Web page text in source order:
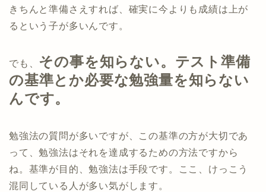
きちんと準備さえすれば、確実に今よりも成績は上が
るという子が多いんです。
でも、 その事を知らない。 テスト準備
の基準とか必要な勉強量を知らない
んです。
勉強法の質問が多いですが、この基準の方が大切であ
って、勉強法はそれを達成するための方法ですから
ね。基準が目的、勉強法は手段です。ここ、けっこう
混同している人が多い気がします。